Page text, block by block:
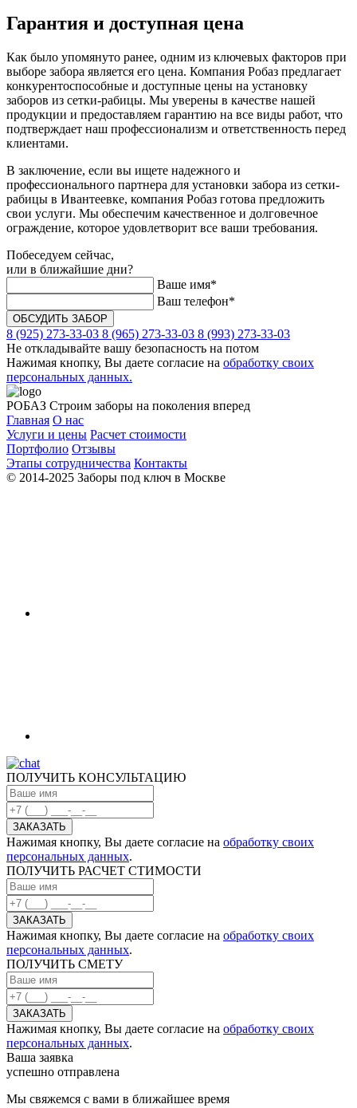
Гарантия и доступная цена
Как было упомянуто ранее, одним из ключевых факторов при
выборе забора является его цена. Компания Робаз предлагает
конкурентоспособные и доступные цены на установку
заборов из сетки-рабицы. Мы уверены в качестве нашей
продукции и предоставляем гарантию на все виды работ, что
подтверждает наш профессионализм и ответственность перед
клиентами.
В заключение, если вы ищете надежного и
профессионального партнера для установки забора из сетки-
рабицы в Ивантеевке, компания Робаз готова предложить
свои услуги. Мы обеспечим качественное и долговечное
ограждение, которое удовлетворит все ваши требования.
Побеседуем сейчас,
или в ближайшие дни?
Ваше имя*
Ваш телефон*
8 (925) 273-33-03 8 (965) 273-33-03 8 (993) 273-33-03
Не откладывайте вашу безопасность на потом
Нажимая кнопку, Вы даете согласие на обработку своих
персональных данных.
РОБАЗ Строим заборы на поколения вперед
Главная О нас
Услуги и цены Расчет стоимости
Портфолио Отзывы
Этапы сотрудничества Контакты
© 2014-2025 Заборы под ключ в Москве
ПОЛУЧИТЬ КОНСУЛЬТАЦИЮ
Нажимая кнопку, Вы даете согласие на обработку своих
персональных данных.
ПОЛУЧИТЬ РАСЧЕТ СТИМОСТИ
Нажимая кнопку, Вы даете согласие на обработку своих
персональных данных.
ПОЛУЧИТЬ СМЕТУ
Нажимая кнопку, Вы даете согласие на обработку своих
персональных данных.
Ваша заявка
успешно отправлена
Мы свяжемся с вами в ближайшее время